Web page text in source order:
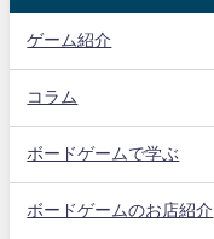
ゲーム紹介
コラム
ボードゲームで学ぶ
ボードゲームのお店紹介